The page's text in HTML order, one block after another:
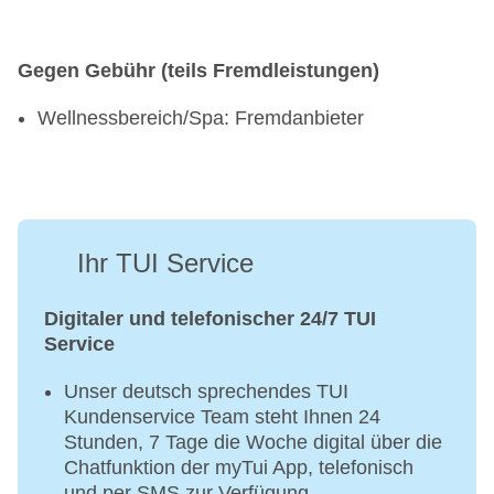
Gegen Gebühr (teils Fremdleistungen)
Wellnessbereich/Spa: Fremdanbieter
Ihr TUI Service
Digitaler und telefonischer 24/7 TUI
Service
Unser deutsch sprechendes TUI
Kundenservice Team steht Ihnen 24
Stunden, 7 Tage die Woche digital über die
Chatfunktion der myTui App, telefonisch